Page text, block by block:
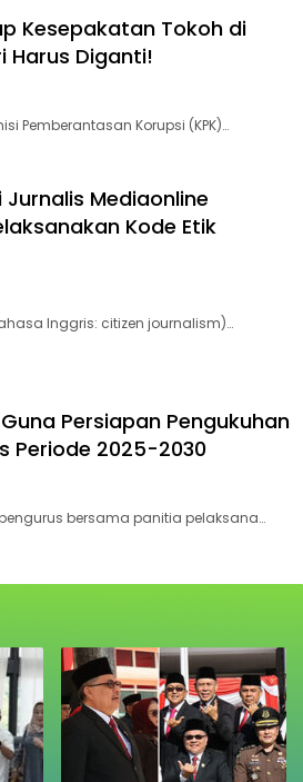
Kesepakatan Tokoh di
Harus Diganti!
Pemberantasan Korupsi (KPK)…
Mediaonline
Kode Etik
Inggris: citizen journalism)…
Persiapan Pengukuhan
Periode 2025-2030
bersama panitia pelaksana…